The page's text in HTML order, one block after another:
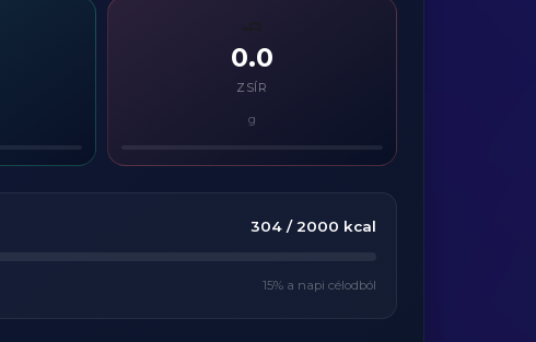
0.0
ZSÍR
g
304 / 2000 kcal
15% a napi célodból